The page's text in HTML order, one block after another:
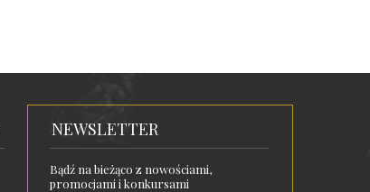
NEWSLETTER
Bądź na bieżąco z nowościami,
promocjami i konkursami